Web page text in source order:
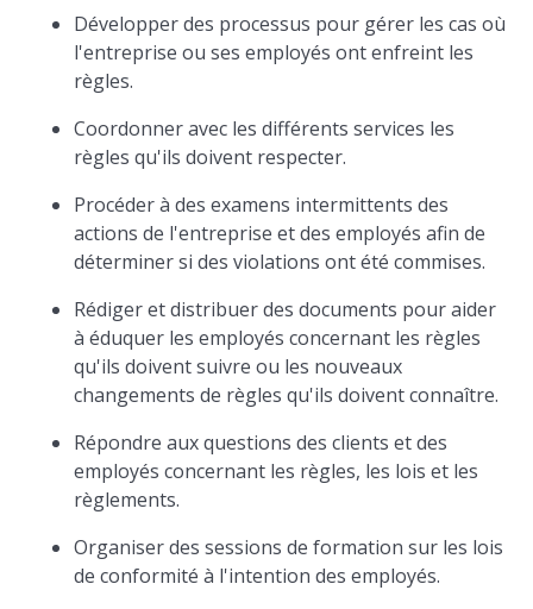
Développer des processus pour gérer les cas où
l'entreprise ou ses employés ont enfreint les
règles.
Coordonner avec les différents services les
règles qu'ils doivent respecter.
Procéder à des examens intermittents des
actions de l'entreprise et des employés afin de
déterminer si des violations ont été commises.
Rédiger et distribuer des documents pour aider
à éduquer les employés concernant les règles
qu'ils doivent suivre ou les nouveaux
changements de règles qu'ils doivent connaître.
Répondre aux questions des clients et des
employés concernant les règles, les lois et les
règlements.
Organiser des sessions de formation sur les lois
de conformité à l'intention des employés.